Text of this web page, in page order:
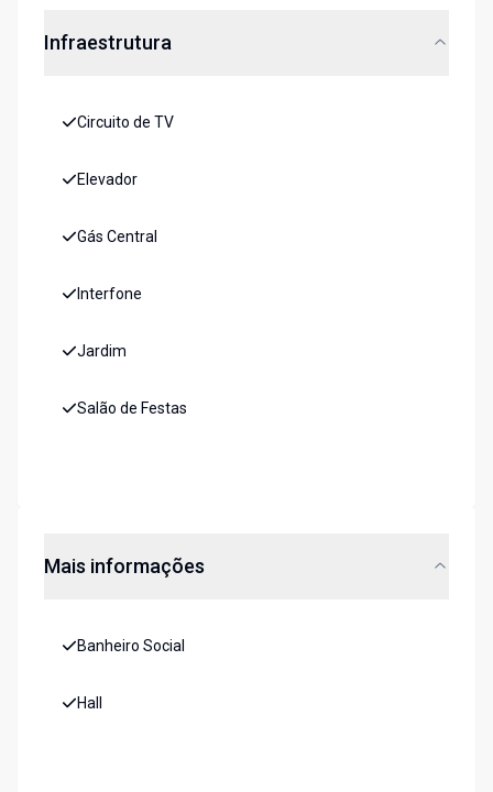
Infraestrutura
Circuito de TV
Elevador
Gás Central
Interfone
Jardim
Salão de Festas
Mais informações
Banheiro Social
Hall